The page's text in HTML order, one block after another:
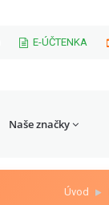
E-ÚČTENKA
Naše značky
Úvod